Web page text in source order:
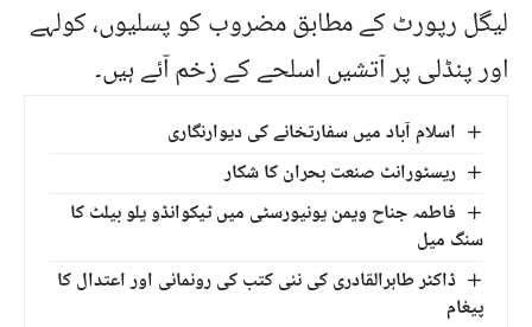
لیگل رپورٹ کے مطابق مضروب کو پسلیوں، کولہے
اور پنڈلی پر آتشیں اسلحے کے زخم آئے ہیں۔
اسلام آباد میں سفارتخانے کی دیوارنگاری
ریسٹورانٹ صنعت بحران کا شکار
فاطمہ جناح ویمن یونیورسٹی میں ٹیکوانڈو یلو بیلٹ کا
سنگ میل
ڈاکٹر طاہرالقادری کی نئی کتب کی رونمائی اور اعتدال کا
پیغام